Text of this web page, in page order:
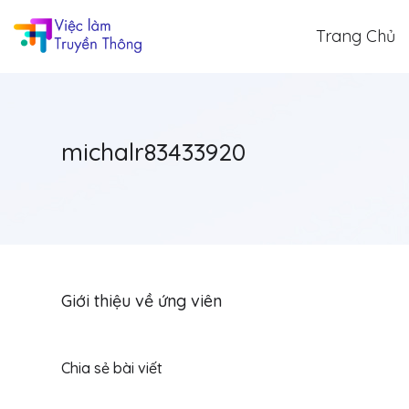
Trang Chủ
michalr83433920
Giới thiệu về ứng viên
Chia sẻ bài viết